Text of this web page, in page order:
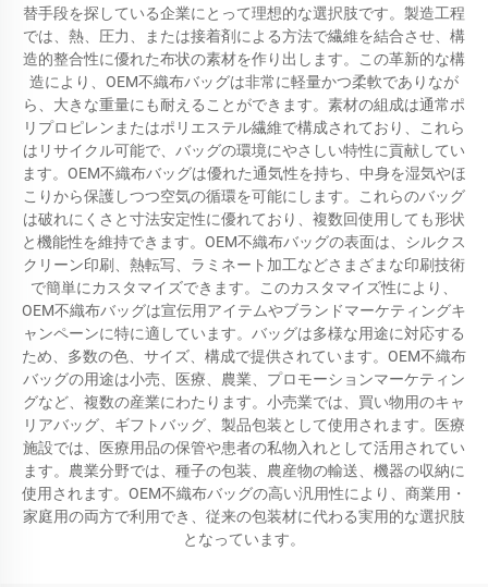
替手段を探している企業にとって理想的な選択肢です。製造工程
では、熱、圧力、または接着剤による方法で繊維を結合させ、構
造的整合性に優れた布状の素材を作り出します。この革新的な構
造により、OEM不織布バッグは非常に軽量かつ柔軟でありなが
ら、大きな重量にも耐えることができます。素材の組成は通常ポ
リプロピレンまたはポリエステル繊維で構成されており、これら
はリサイクル可能で、バッグの環境にやさしい特性に貢献してい
ます。OEM不織布バッグは優れた通気性を持ち、中身を湿気やほ
こりから保護しつつ空気の循環を可能にします。これらのバッグ
は破れにくさと寸法安定性に優れており、複数回使用しても形状
と機能性を維持できます。OEM不織布バッグの表面は、シルクス
クリーン印刷、熱転写、ラミネート加工などさまざまな印刷技術
で簡単にカスタマイズできます。このカスタマイズ性により、
OEM不織布バッグは宣伝用アイテムやブランドマーケティングキ
ャンペーンに特に適しています。バッグは多様な用途に対応する
ため、多数の色、サイズ、構成で提供されています。OEM不織布
バッグの用途は小売、医療、農業、プロモーションマーケティン
グなど、複数の産業にわたります。小売業では、買い物用のキャ
リアバッグ、ギフトバッグ、製品包装として使用されます。医療
施設では、医療用品の保管や患者の私物入れとして活用されてい
ます。農業分野では、種子の包装、農産物の輸送、機器の収納に
使用されます。OEM不織布バッグの高い汎用性により、商業用・
家庭用の両方で利用でき、従来の包装材に代わる実用的な選択肢
となっています。